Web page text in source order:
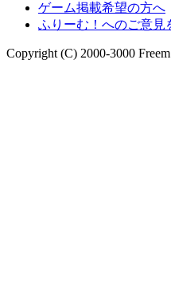
ゲーム掲載希望の方へ
ふりーむ！へのご意見
Copyright (C) 2000-3000